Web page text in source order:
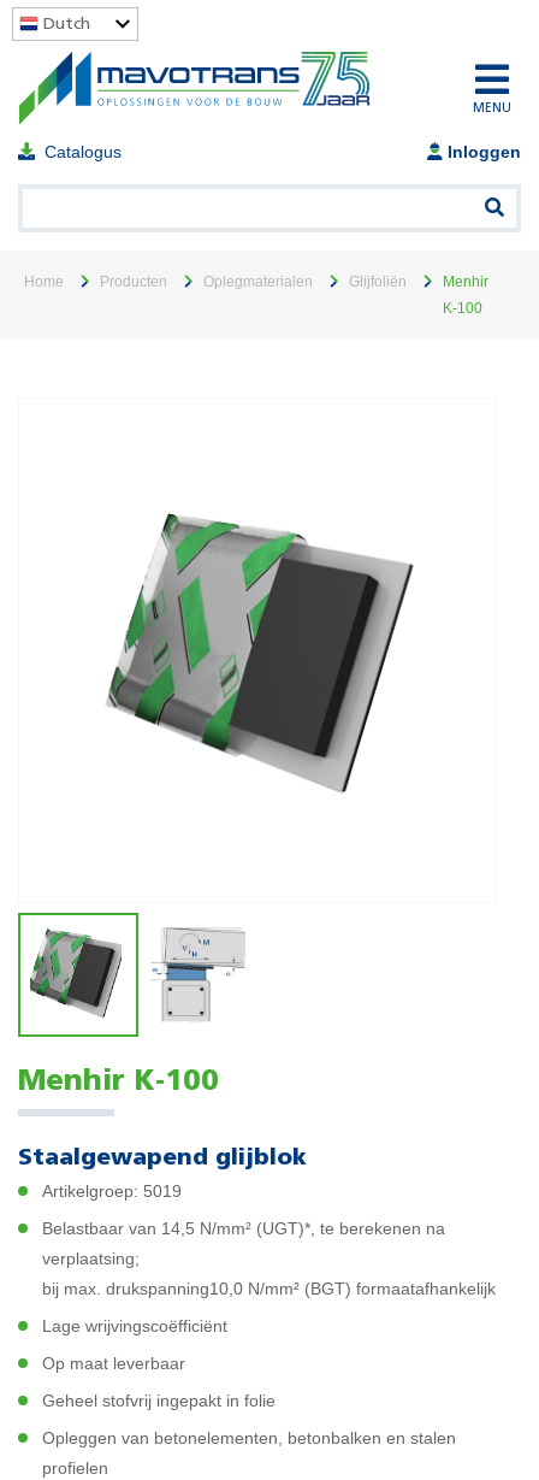
Dutch
MENU
Catalogus Inloggen
Home Producten Oplegmaterialen Glijfoliën
Menhir
K-100
Menhir K‑100
Staalgewapend glijblok
Artikelgroep: 5019
Belastbaar van 14,5 N/mm² (UGT)*, te berekenen na
verplaatsing;
bij max. drukspanning10,0 N/mm² (BGT) formaatafhankelijk
Lage wrijvingscoëfficiënt
Op maat leverbaar
Geheel stofvrij ingepakt in folie
Opleggen van betonelementen, betonbalken en stalen
profielen